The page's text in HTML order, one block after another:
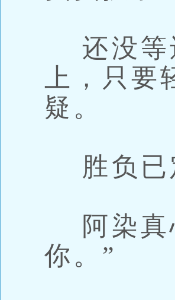
还没等
上，只
疑。
胜负已
阿染真
你。”